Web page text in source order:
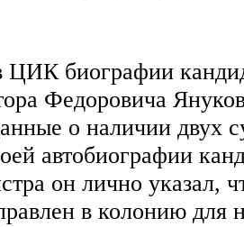
биографии
Федоровича
о наличии двух
автобиографии
он лично указал,
в колонию для